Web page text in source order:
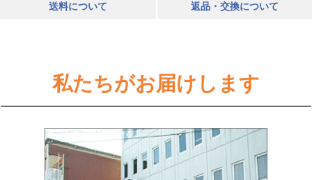
送料について 返品・交換について
私たちがお届けします